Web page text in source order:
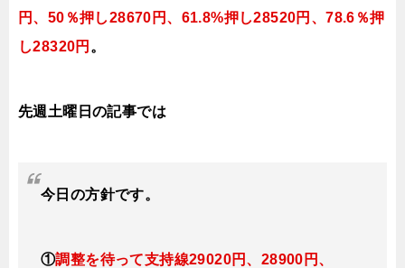
円、50％押し28670円、61.8%押し28520円、78.6％押
し28320円 。
先週土曜日の記事では
今日の方針です。
①調整を待って支持線29020円、28900円、